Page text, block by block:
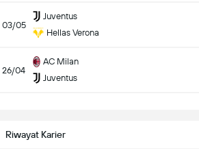
03/05
Juventus
Hellas Verona
26/04
AC Milan
Juventus
Riwayat Karier